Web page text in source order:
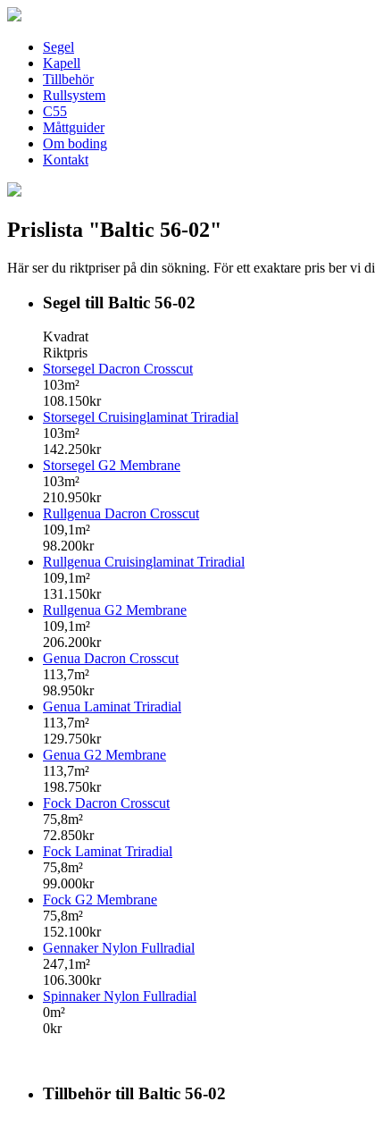
Segel
Kapell
Tillbehör
Rullsystem
C55
Måttguider
Om boding
Kontakt
Prislista "Baltic 56-02"
Här ser du riktpriser på din sökning. För ett exaktare pris ber vi
Segel till Baltic 56-02
Kvadrat
Riktpris
Storsegel Dacron Crosscut
103m²
108.150kr
Storsegel Cruisinglaminat Triradial
103m²
142.250kr
Storsegel G2 Membrane
103m²
210.950kr
Rullgenua Dacron Crosscut
109,1m²
98.200kr
Rullgenua Cruisinglaminat Triradial
109,1m²
131.150kr
Rullgenua G2 Membrane
109,1m²
206.200kr
Genua Dacron Crosscut
113,7m²
98.950kr
Genua Laminat Triradial
113,7m²
129.750kr
Genua G2 Membrane
113,7m²
198.750kr
Fock Dacron Crosscut
75,8m²
72.850kr
Fock Laminat Triradial
75,8m²
99.000kr
Fock G2 Membrane
75,8m²
152.100kr
Gennaker Nylon Fullradial
247,1m²
106.300kr
Spinnaker Nylon Fullradial
0m²
0kr
Tillbehör till Baltic 56-02